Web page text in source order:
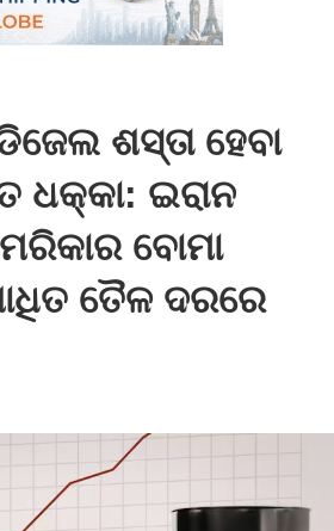
ଶସ୍ତା ହେବା
ଧକ୍କା: ଇରାନ
ବୋମା
ତୈଳ ଦରରେ